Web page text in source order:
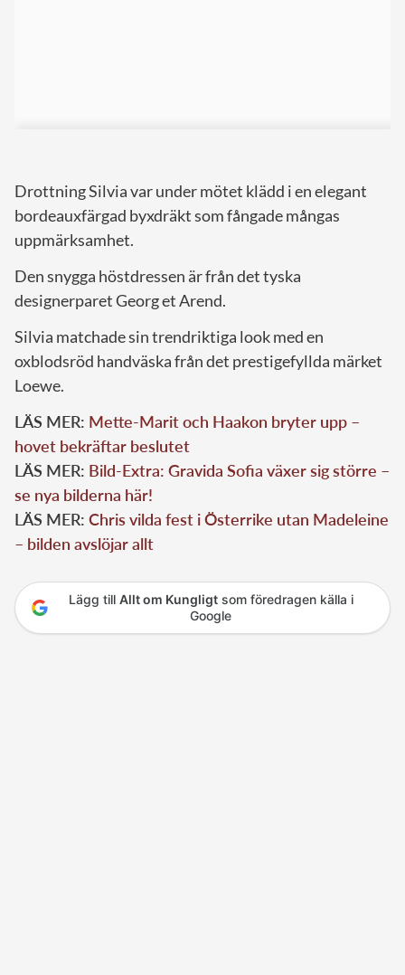
Drottning Silvia var under mötet klädd i en elegant
bordeauxfärgad byxdräkt som fångade mångas
uppmärksamhet.
Den snygga höstdressen är från det tyska
designerparet Georg et Arend.
Silvia matchade sin trendriktiga look med en
oxblodsröd handväska från det prestigefyllda märket
Loewe.
LÄS MER: Mette-Marit och Haakon bryter upp –
hovet bekräftar beslutet
LÄS MER: Bild-Extra: Gravida Sofia växer sig större –
se nya bilderna här!
LÄS MER: Chris vilda fest i Österrike utan Madeleine
– bilden avslöjar allt
Lägg till Allt om Kungligtsom föredragen källa i
Google